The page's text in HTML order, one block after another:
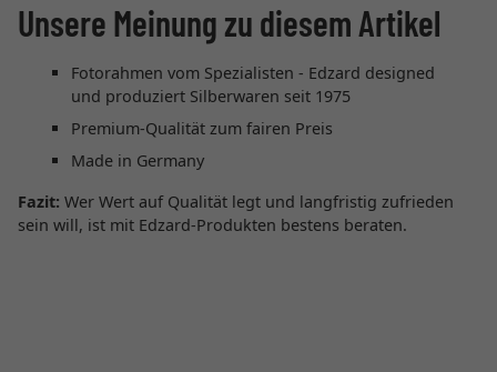
Unsere Meinung zu diesem Artikel
Fotorahmen vom Spezialisten - Edzard designed
und produziert Silberwaren seit 1975
Premium-Qualität zum fairen Preis
Made in Germany
Fazit: Wer Wert auf Qualität legt und langfristig zufrieden
sein will, ist mit Edzard-Produkten bestens beraten.